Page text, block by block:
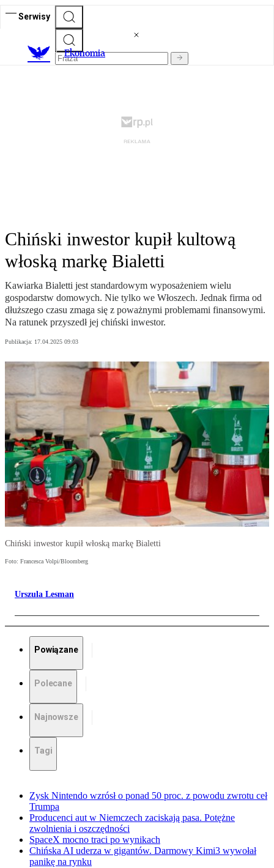
Serwisy
Ekonomia
Chiński inwestor kupił kultową
włoską markę Bialetti
Kawiarka Bialetti jest standardowym wyposażeniem wielu
gospodarstw domowych. Nie tylko we Włoszech. Jednak firma od
dłuższego czasu zmaga się z poważnymi problemami finansowymi.
Na ratunek przyszedł jej chiński inwestor.
Publikacja: 17.04.2025 09:03
Chiński inwestor kupił włoską markę Bialetti
Foto: Francesca Volpi/Bloomberg
Urszula Lesman
Powiązane
Polecane
Najnowsze
Tagi
Zysk Nintendo wzrósł o ponad 50 proc. z powodu zwrotu ceł
Trumpa
Producenci aut w Niemczech zaciskają pasa. Potężne
zwolnienia i oszczędności
SpaceX mocno traci po wynikach
Chińska AI uderza w gigantów. Darmowy Kimi3 wywołał
panikę na rynku